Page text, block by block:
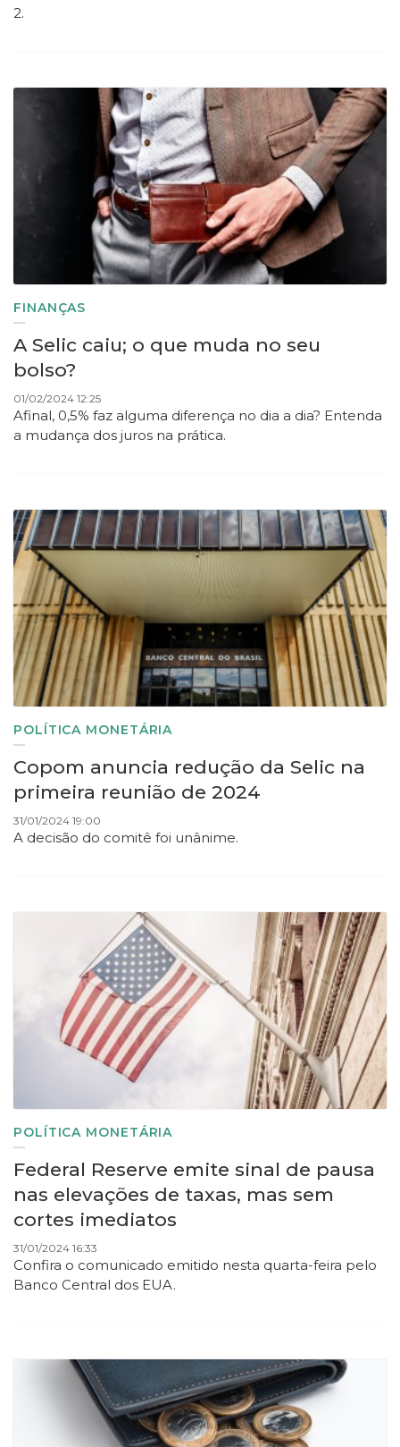
2.
FINANÇAS
A Selic caiu; o que muda no seu
bolso?
01/02/2024 12:25
Afinal, 0,5% faz alguma diferença no dia a dia? Entenda
a mudança dos juros na prática.
POLÍTICA MONETÁRIA
Copom anuncia redução da Selic na
primeira reunião de 2024
31/01/2024 19:00
A decisão do comitê foi unânime.
POLÍTICA MONETÁRIA
Federal Reserve emite sinal de pausa
nas elevações de taxas, mas sem
cortes imediatos
31/01/2024 16:33
Confira o comunicado emitido nesta quarta-feira pelo
Banco Central dos EUA.